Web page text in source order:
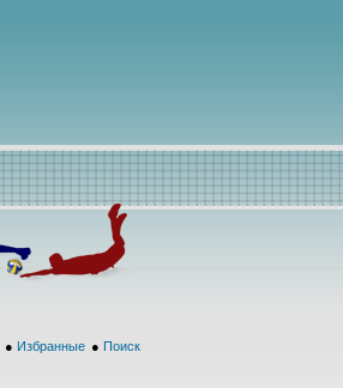
● Избранные ● Поиск